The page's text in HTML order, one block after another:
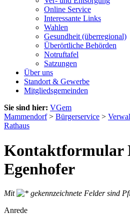
Online Service
Interessante Links
Wahlen
Gesundheit (überregional)
Überörtliche Behörden
Notruftafel
Satzungen
Über uns
Standort & Gewerbe
Mitgliedsgemeinden
Sie sind hier: VGem
Mammendorf> Bürgerservice >
Rathaus
Kontaktformular
Egenhofer
Mit
gekennzeichnete Felder sind
Anrede